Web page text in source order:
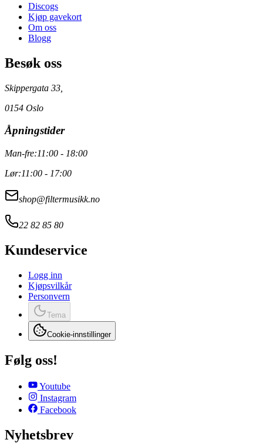
Discogs
Kjøp gavekort
Om oss
Blogg
Besøk oss
Skippergata 33,
0154 Oslo
Åpningstider
Man-fre:11:00 - 18:00
Lør:11:00 - 17:00
shop@filtermusikk.no
22 82 85 80
Kundeservice
Logg inn
Kjøpsvilkår
Personvern
Tema
Cookie-innstillinger
Følg oss!
Youtube
Instagram
Facebook
Nyhetsbrev